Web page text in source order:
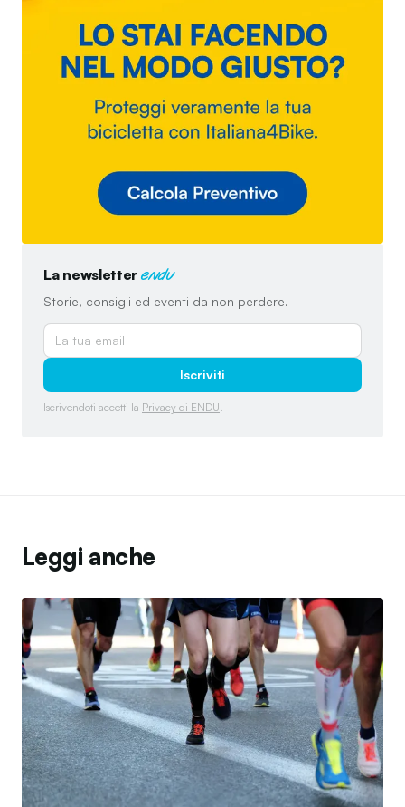
La newsletter endu
Storie, consigli ed eventi da non perdere.
Iscriviti
Iscrivendoti accetti la Privacy di ENDU.
Leggi anche